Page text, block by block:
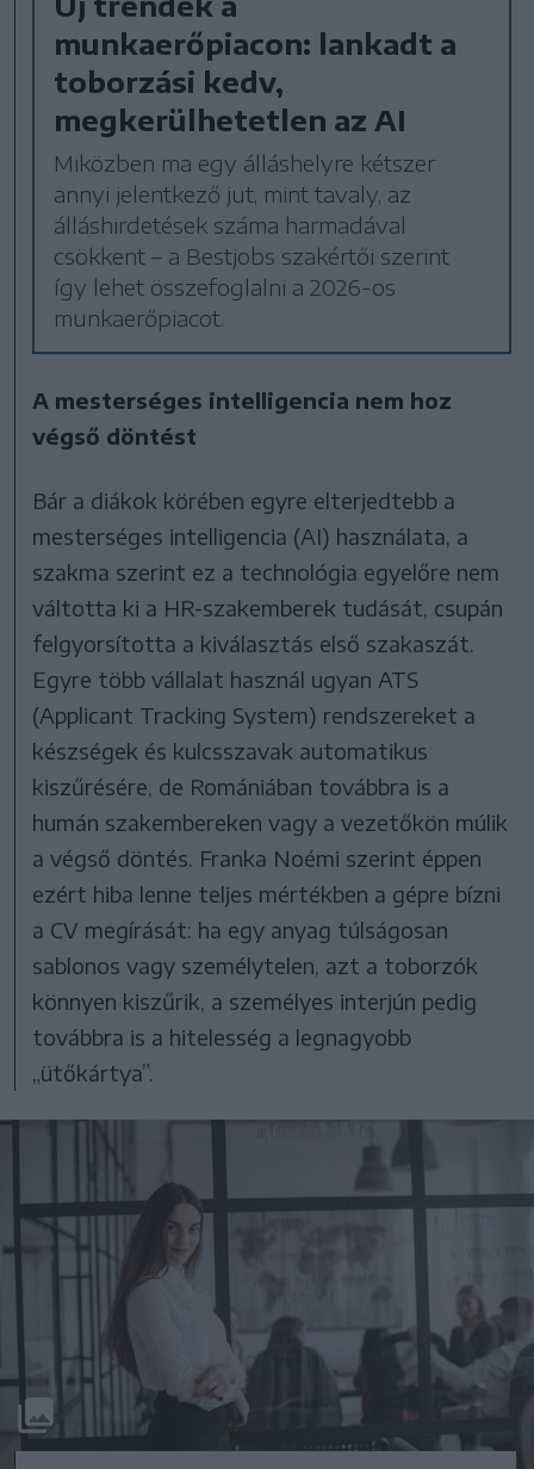
munkaerőpiacon: lankadt a
toborzási kedv,
megkerülhetetlen az AI
Miközben ma egy álláshelyre kétszer
annyi jelentkező jut, mint tavaly, az
álláshirdetések száma harmadával
csökkent – a Bestjobs szakértői szerint
így lehet összefoglalni a 2026-os
munkaerőpiacot.
A mesterséges intelligencia nem hoz
végső döntést
Bár a diákok körében egyre elterjedtebb a
mesterséges intelligencia (AI) használata, a
szakma szerint ez a technológia egyelőre nem
váltotta ki a HR-szakemberek tudását, csupán
felgyorsította a kiválasztás első szakaszát.
Egyre több vállalat használ ugyan ATS
(Applicant Tracking System) rendszereket a
készségek és kulcsszavak automatikus
kiszűrésére, de Romániában továbbra is a
humán szakembereken vagy a vezetőkön múlik
a végső döntés. Franka Noémi szerint éppen
ezért hiba lenne teljes mértékben a gépre bízni
a CV megírását: ha egy anyag túlságosan
sablonos vagy személytelen, azt a toborzók
könnyen kiszűrik, a személyes interjún pedig
továbbra is a hitelesség a legnagyobb
„ütőkártya”.